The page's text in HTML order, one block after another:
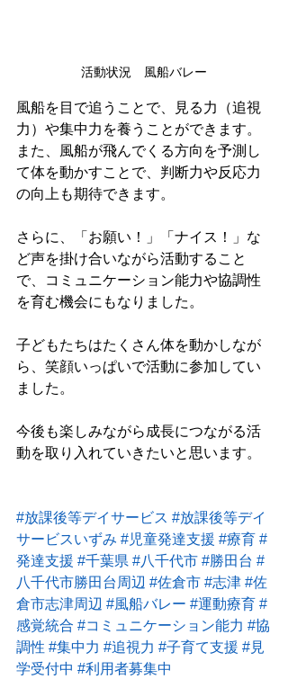
活動状況　風船バレー
風船を目で追うことで、見る力（追視
力）や集中力を養うことができます。
また、風船が飛んでくる方向を予測し
て体を動かすことで、判断力や反応力
の向上も期待できます。
さらに、「お願い！」「ナイス！」な
ど声を掛け合いながら活動すること
で、コミュニケーション能力や協調性
を育む機会にもなりました。
子どもたちはたくさん体を動かしなが
ら、笑顔いっぱいで活動に参加してい
ました。
今後も楽しみながら成長につながる活
動を取り入れていきたいと思います。
#放課後等デイサービス #放課後等デイ
サービスいずみ #児童発達支援 #療育 #
発達支援 #千葉県 #八千代市 #勝田台 #
八千代市勝田台周辺 #佐倉市 #志津 #佐
倉市志津周辺 #風船バレー #運動療育 #
感覚統合 #コミュニケーション能力 #協
調性 #集中力 #追視力 #子育て支援 #見
学受付中 #利用者募集中